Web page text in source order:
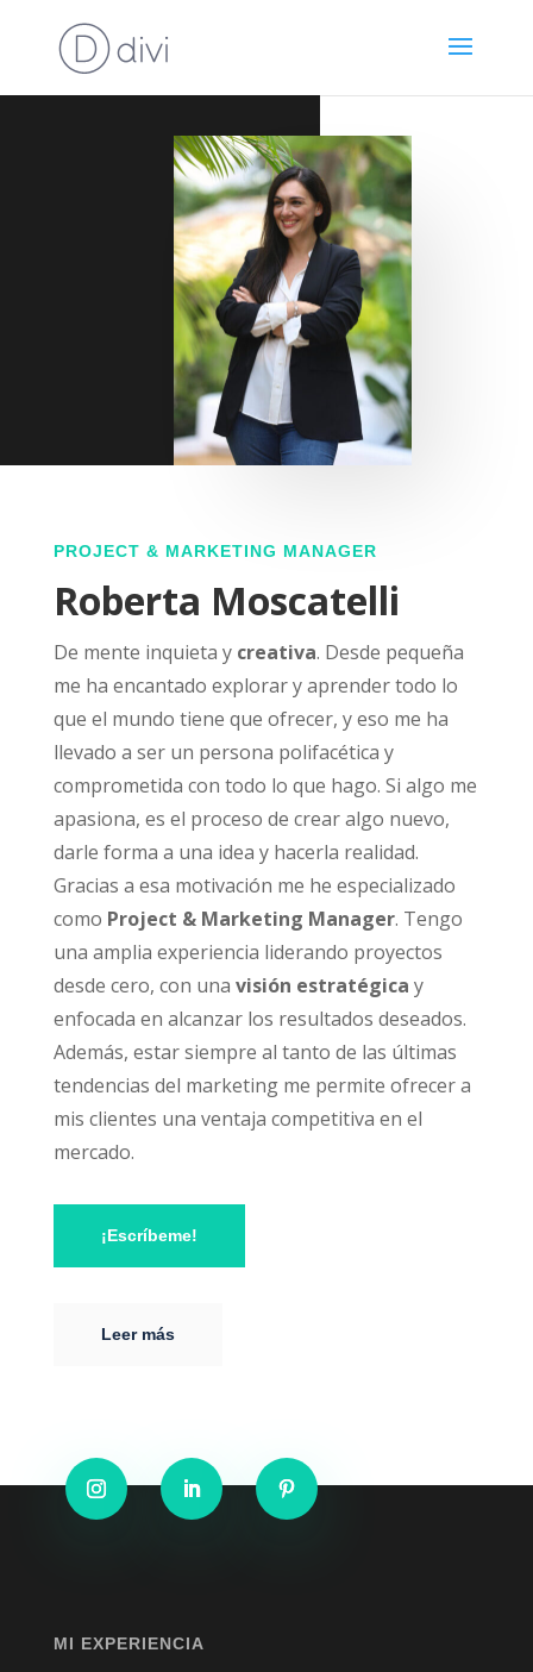
PROJECT & MARKETING MANAGER
Roberta Moscatelli
De mente inquieta y creativa. Desde pequeña
me ha encantado explorar y aprender todo lo
que el mundo tiene que ofrecer, y eso me ha
llevado a ser un persona polifacética y
comprometida con todo lo que hago. Si algo me
apasiona, es el proceso de crear algo nuevo,
darle forma a una idea y hacerla realidad.
Gracias a esa motivación me he especializado
como Project & Marketing Manager. Tengo
una amplia experiencia liderando proyectos
desde cero, con una visión estratégica y
enfocada en alcanzar los resultados deseados.
Además, estar siempre al tanto de las últimas
tendencias del marketing me permite ofrecer a
mis clientes una ventaja competitiva en el
mercado.
¡Escríbeme!
Leer más
MI EXPERIENCIA